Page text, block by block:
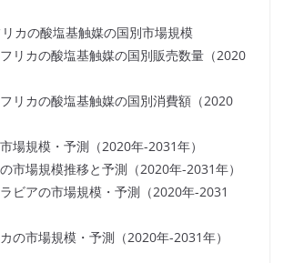
カの酸塩基触媒の国別市場規模
リカの酸塩基触媒の国別販売数量（2020
リカの酸塩基触媒の国別消費額（2020
場規模・予測（2020年-2031年）
市場規模推移と予測（2020年-2031年）
ビアの市場規模・予測（2020年-2031
の市場規模・予測（2020年-2031年）